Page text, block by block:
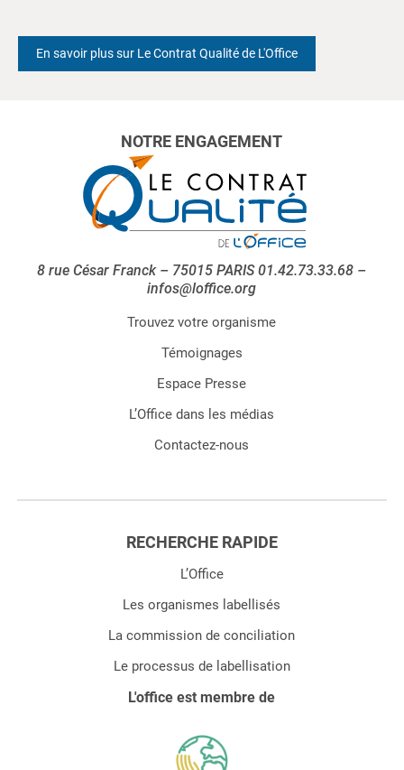
En savoir plus sur Le Contrat Qualité de L'Office
NOTRE ENGAGEMENT
8 rue César Franck – 75015 PARIS 01.42.73.33.68 –
infos@loffice.org
Trouvez votre organisme
Témoignages
Espace Presse
L’Office dans les médias
Contactez-nous
RECHERCHE RAPIDE
L’Office
Les organismes labellisés
La commission de conciliation
Le processus de labellisation
L'office est membre de